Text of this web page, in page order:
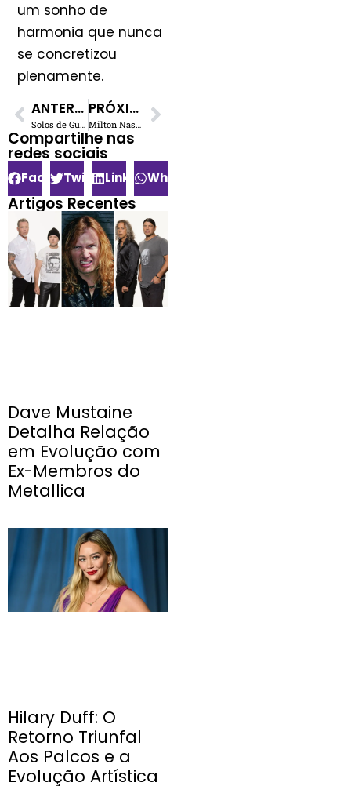
um sonho de
harmonia que nunca
se concretizou
plenamente.
ANTERIOR
Solos de Guitarra Polêmicos: Quando o Virtuosismo Não Salva um Clássico
PRÓXIMO
Milton Nascimento e o Desafio da Demência: Entenda o Diagnóstico de DCL
Compartilhe nas
redes sociais​
FacebookTwitterLinkedInWhatsApp
Artigos Recentes
Dave Mustaine
Detalha Relação
em Evolução com
Ex-Membros do
Metallica
Hilary Duff: O
Retorno Triunfal
Aos Palcos e a
Evolução Artística